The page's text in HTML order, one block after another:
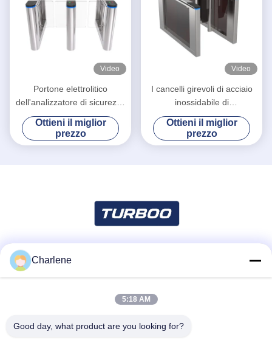
Video
Portone elettrolitico
dell'analizzatore di sicurezza
dell'acciaio inossidabile del
controllo di accesso
elettronico dei cancelli
Ottieni il miglior
prezzo
Video
I cancelli girevoli di acciaio
inossidabile di
comunicazione RS485
estasiano il portone della
barriera per la biblioteca
Ottieni il miglior
prezzo
Charlene
5:18 AM
Good day, what product are you looking for?